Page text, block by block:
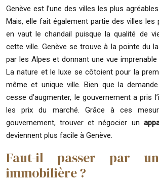
Genève est l’une des villes les plus
Mais, elle fait également partie des villes les
en vaut le chandail puisque la qualité de
cette ville. Genève se trouve à la pointe du
par les Alpes et donnant une vue
La nature et le luxe se côtoient pour la
même et unique ville. Bien que la
cesse d’augmenter, le gouvernement a pris
les prix du marché. Grâce à ces
gouvernement, trouver et négocier un
deviennent plus facile à Genève.
Faut-il passer par
immobilière ?